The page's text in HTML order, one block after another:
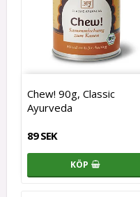
Chew! 90g, Classic
Ayurveda
89 SEK
KÖP